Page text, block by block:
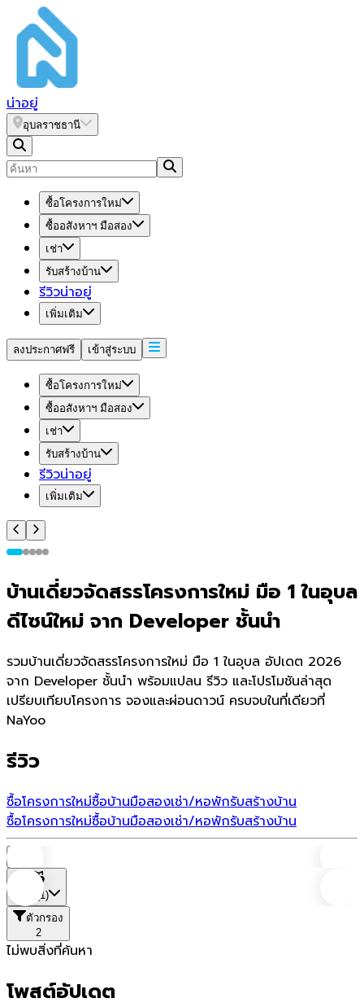
น่าอยู่
อุบลราชธานี
ซื้อโครงการใหม่
ซื้ออสังหาฯ มือสอง
เช่า
รับสร้างบ้าน
รีวิวน่าอยู่
เพิ่มเติม
ลงประกาศฟรี เข้าสู่ระบบ
ซื้อโครงการใหม่
ซื้ออสังหาฯ มือสอง
เช่า
รับสร้างบ้าน
รีวิวน่าอยู่
เพิ่มเติม
บ้านเดี่ยวจัดสรรโครงการใหม่ มือ 1 ในอุบล
ดีไซน์ใหม่ จาก Developer ชั้นนำ
รวมบ้านเดี่ยวจัดสรรโครงการใหม่ มือ 1 ในอุบล อัปเดต 2026
จาก Developer ชั้นนำ พร้อมแปลน รีวิว และโปรโมชันล่าสุด
เปรียบเทียบโครงการ จองและผ่อนดาวน์ ครบจบในที่เดียวที่
NaYoo
รีวิว
ซื้อโครงการใหม่ซื้อบ้านมือสองเช่า/หอพักรับสร้างบ้าน
ซื้อโครงการใหม่ซื้อบ้านมือสองเช่า/หอพักรับสร้างบ้าน
(1)
ตัวกรอง
2
ไม่พบสิ่งที่ค้นหา
โพสต์อัปเดต